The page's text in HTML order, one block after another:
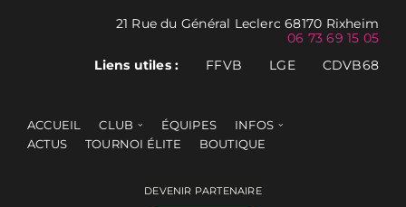
21 Rue du Général Leclerc 68170 Rixheim
06 73 69 15 05
Liens utiles :
FFVB LGE CDVB68
ACCUEIL CLUB ÉQUIPES
INFOS
ACTUS
TOURNOI ÉLITE BOUTIQUE
DEVENIR PARTENAIRE